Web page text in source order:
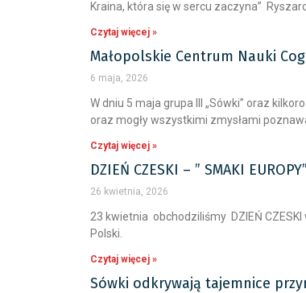
Kraina, która się w sercu zaczyna”
Czytaj więcej »
Małopolskie Centrum Nauki
6 maja, 2026
W dniu 5 maja grupa III „Sówki” oraz
oraz mogły wszystkimi zmysłami
Czytaj więcej »
DZIEŃ CZESKI – ” SMAKI EUROPY”
26 kwietnia, 2026
23 kwietnia obchodziliśmy DZIEŃ
Polski.
Czytaj więcej »
Sówki odkrywają tajemnice